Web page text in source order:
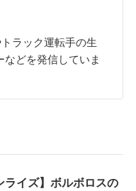
ラック運転手の生
どを発信していま
ライズ】ボルボロスの